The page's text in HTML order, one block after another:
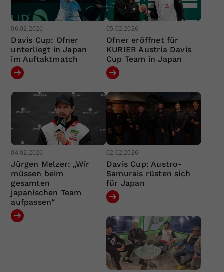
06.02.2026
Davis Cup: Ofner
unterliegt in Japan
im Auftaktmatch
05.02.2026
Ofner eröffnet für
KURIER Austria Davis
Cup Team in Japan
04.02.2026
Jürgen Melzer: „Wir
müssen beim
gesamten
japanischen Team
aufpassen“
02.02.2026
Davis Cup: Austro-
Samurais rüsten sich
für Japan